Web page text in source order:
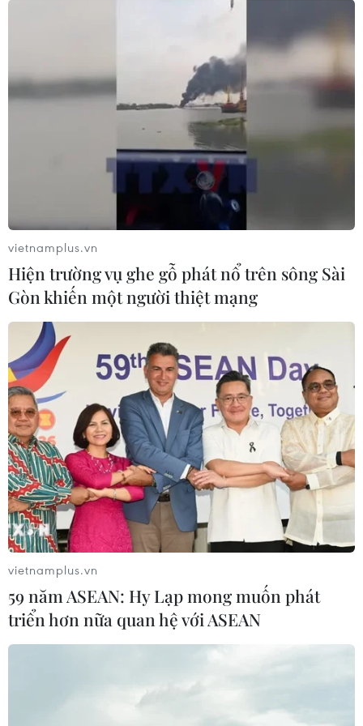
đổ và gây ra chấn động mạnh ở quốc gia láng giềng El
vietnamplus.vn
Hiện trường vụ ghe gỗ phát nổ trên sông Sài
Gòn khiến một người thiệt mạng
vietnamplus.vn
59 năm ASEAN: Hy Lạp mong muốn phát
triển hơn nữa quan hệ với ASEAN